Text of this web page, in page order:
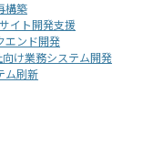
構築
イト開発支援
エンド開発
向け業務システム開発
ム刷新